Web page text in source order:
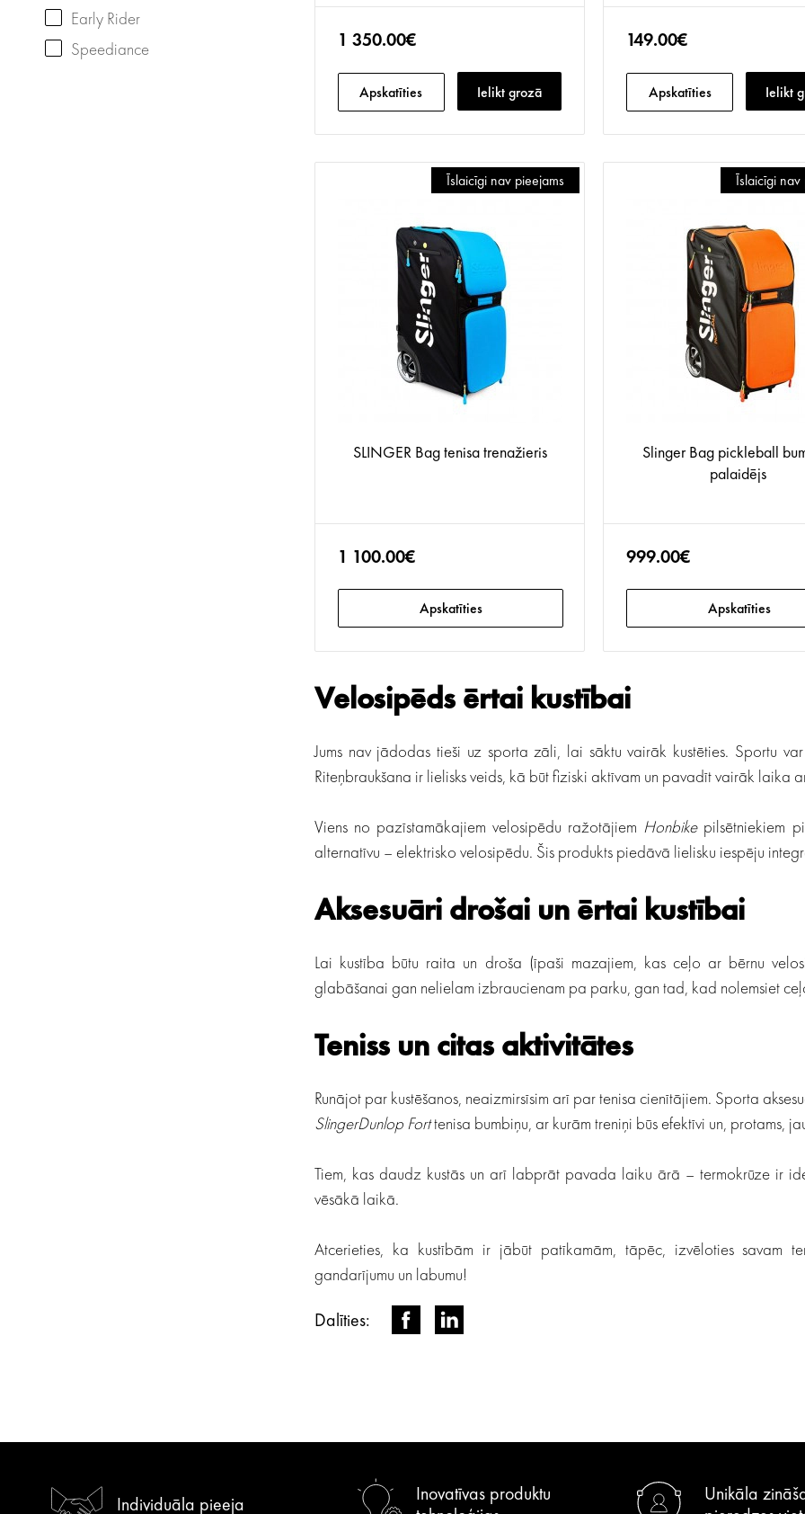
Early Rider
Speediance
1 350.00€
Apskatīties Ielikt grozā
149.00€
Apskatīties Ielikt
Īslaicīgi nav pieejams
SLINGER Bag tenisa trenažieris
1 100.00€
Apskatīties
Īslaicīgi nav
Slinger Bag pickleball
palaidējs
999.00€
Apskatīties
Velosipēds ērtai kustībai
Jums nav jādodas tieši uz sporta zāli, lai sāktu vairāk kustēties. Sportu
Riteņbraukšana ir lielisks veids, kā būt fiziski aktīvam un pavadīt vairāk laika
Viens no pazīstamākajiem velosipēdu ražotājiem Honbike pilsētniekiem
alternatīvu – elektrisko velosipēdu. Šis produkts piedāvā lielisku iespēju
Aksesuāri drošai un ērtai kustībai
Lai kustība būtu raita un droša (īpaši mazajiem, kas ceļo ar bērnu
glabāšanai gan nelielam izbraucienam pa parku, gan tad, kad nolemsiet
Teniss un citas aktivitātes
Runājot par kustēšanos, neaizmirsīsim arī par tenisa cienītājiem. Sporta
SlingerDunlop Forttenisa bumbiņu, ar kurām treniņi būs efektīvi un, protams,
Tiem, kas daudz kustās un arī labprāt pavada laiku ārā – termokrūze ir
vēsākā laikā.
Atcerieties, ka kustībām ir jābūt patīkamām, tāpēc, izvēloties savam
gandarījumu un labumu!
Dalīties:
Individuāla pieeja
Inovatīvas produktu
Unikāla